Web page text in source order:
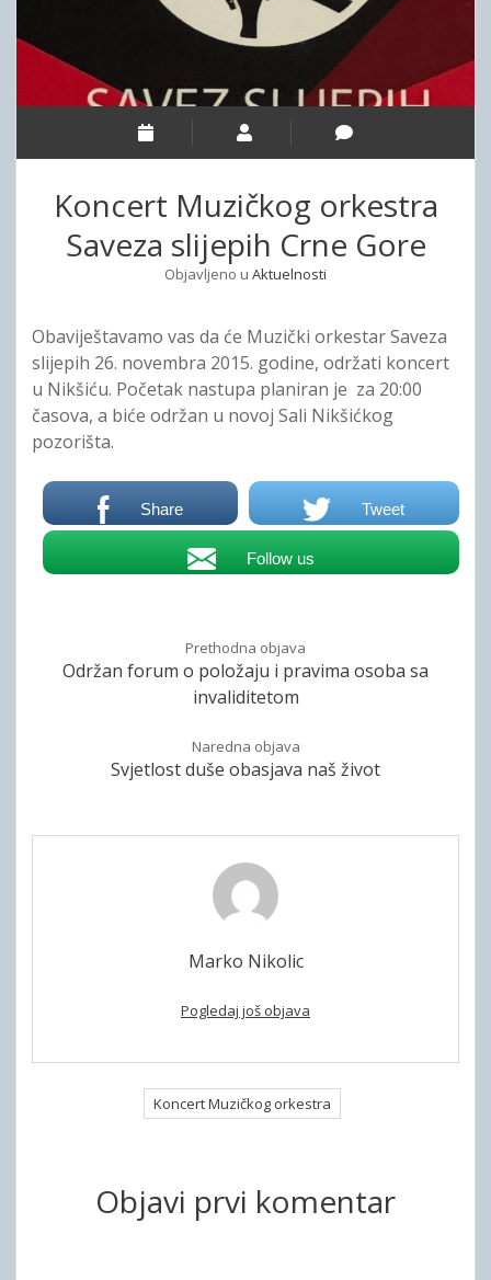
i
C
n
e
G
r
e
o
w
UPRAVNI ODBOR
NADZORNI ODBOR
STRUČNA SLUŽBA
n
r
p
d
o
w
n
e
n
ORGANIZACIJA SLIJEPIH ZA BAR I ULCINJ
ORGANIZACIJA SLIJEPIH ZA BERANE, ANDRIJEVICU, PLAV I
ORGANIZACIJA SLIJEPIH ZA BIJELO POLJE I MOJKOVAC
ORGANIZACIJA SLIJEPIH ZA KOTOR, TIVAT, HERCEG NOVI I
ORGANIZACIJA SLIJEPIH ZA NIKŠIĆ, ŠAVNIK I PLUŽINE
ORGANIZACIJA SLIJEPIH ZA PLJEVLJA I ŽABLJAK
ORGANIZACIJA SLIJEPIH CETINJE
ZVUČNA REVIJA
KONTAKT
Koncert Muzičkog orkestra
Saveza slijepih Crne Gore
Objavljeno u Aktuelnosti
Obaviještavamo vas da će Muzički orkestar Saveza
slijepih 26. novembra 2015. godine, održati koncert
u Nikšiću. Početak nastupa planiran je za 20:00
časova, a biće održan u novoj Sali Nikšićkog
pozorišta.
Share Tweet
Follow us
Prethodna objava
Održan forum o položaju i pravima osoba sa
invaliditetom
Naredna objava
Svjetlost duše obasjava naš život
Marko Nikolic
Pogledaj još objava
Koncert Muzičkog orkestra
Objavi prvi komentar